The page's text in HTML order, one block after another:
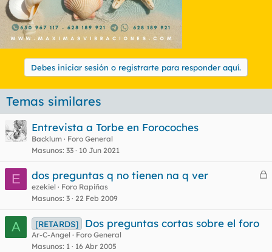
Debes iniciar sesión o registrarte para responder aquí.
Temas similares
Entrevista a Torbe en Forocoches
Backlum
Foro General
Masunos 33 10 Jun 2021
E
C
r
dos preguntas q no tienen na q ver
ezekiel
Foro Rapiñas
Masunos 3 22 Feb 2009
A [RETARDS] Dos preguntas cortas sobre el foro
Ar-C-Angel
Foro General
Masunos 1 16 Abr 2005